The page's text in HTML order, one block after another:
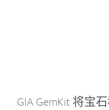
GIA GemKit 将宝